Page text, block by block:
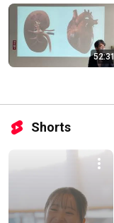
52:31
Shorts